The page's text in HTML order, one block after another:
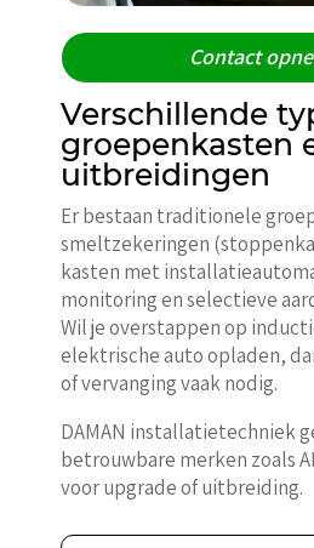
Contact
Verschillende
groepenkasten
uitbreidingen
Er bestaan traditionele
smeltzekeringen
kasten met
monitoring en selectieve
Wil je overstappen op
elektrische auto opladen,
of vervanging vaak nodig.
DAMAN installatietechniek
betrouwbare merken zoals
voor upgrade of uitbreiding.